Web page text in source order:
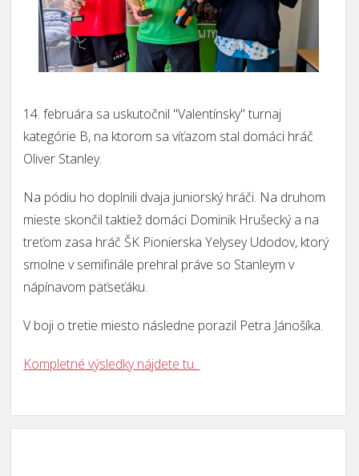
14. februára sa uskutočnil "Valentínsky" turnaj
kategórie B, na ktorom sa víťazom stal domáci hráč
Oliver Stanley.
Na pódiu ho doplnili dvaja juniorský hráči. Na druhom
mieste skončil taktiež domáci Dominik Hrušecký a na
treťom zasa hráč ŠK Pionierska Yelysey Udodov, ktorý
smolne v semifinále prehral práve so Stanleym v
nápínavom päťseťáku.
V boji o tretie miesto následne porazil Petra Jánošíka.
Kompletné výsledky nájdete tu.